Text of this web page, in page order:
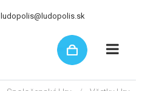
ludopolis@ludopolis.sk